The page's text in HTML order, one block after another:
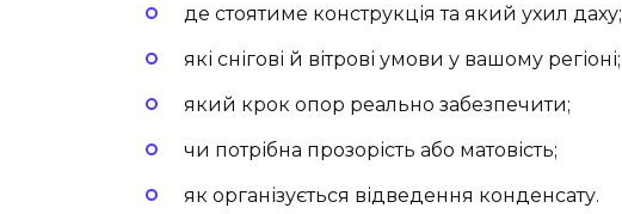
де стоятиме конструкція та який ухил даху;
які снігові й вітрові умови у вашому регіоні;
який крок опор реально забезпечити;
чи потрібна прозорість або матовість;
як організується відведення конденсату.